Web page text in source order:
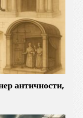
античности,